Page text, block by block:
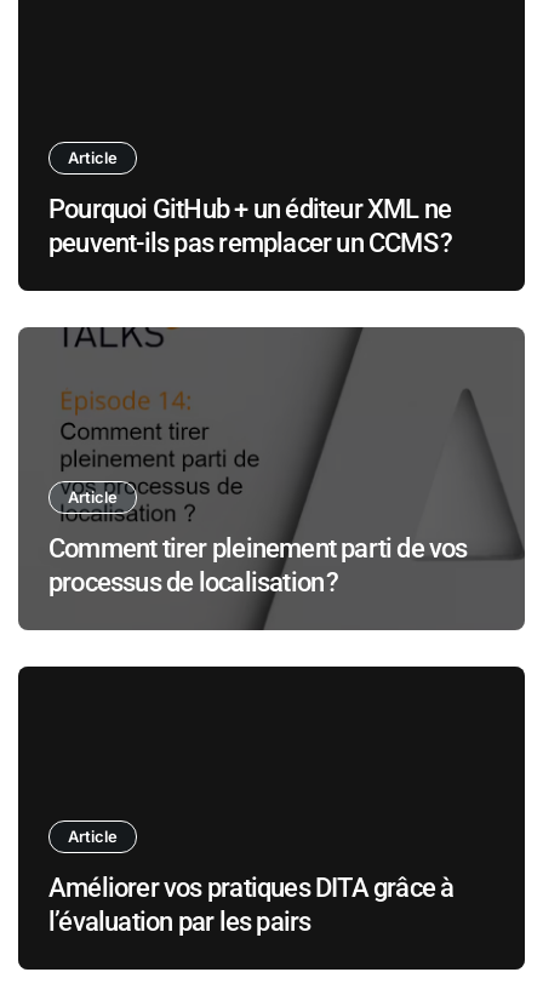
Article
Pourquoi GitHub + un éditeur XML ne
peuvent-ils pas remplacer un CCMS ?
Article
Comment tirer pleinement parti de vos
processus de localisation ?
Article
Améliorer vos pratiques DITA grâce à
l’évaluation par les pairs